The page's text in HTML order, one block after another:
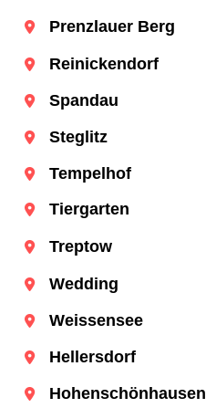
Prenzlauer Berg
Reinickendorf
Spandau
Steglitz
Tempelhof
Tiergarten
Treptow
Wedding
Weissensee
Hellersdorf
Hohenschönhausen